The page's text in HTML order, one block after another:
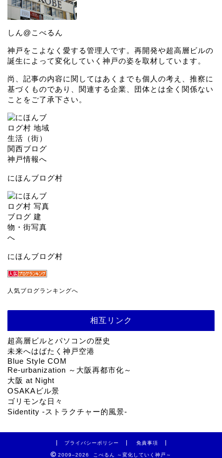
しん@こべるん
神戸をこよなく愛する管理人です。再開発や超高層ビルの
誕生によって変化していく神戸の姿を取材しています。
尚、記事の内容に関してはあくまでも個人の考え、推察に
基づくものであり、関連する企業、団体とは全く関係ない
ことをご了承下さい。
にほんブログ村
にほんブログ村
人気ブログランキングへ
相互リンク
超高層ビルとパソコンの歴史
未来へはばたく神戸空港
Blue Style COM
Re-urbanization ～大阪再都市化～
大阪 at Night
OSAKAビル景
ゴリモンな日々
Sidentity -ストラクチャー的風景-
プライバシーポリシー 免責事項
2009–2026 こべるん ～変化していく神戸～